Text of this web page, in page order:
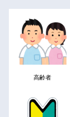
高齢者